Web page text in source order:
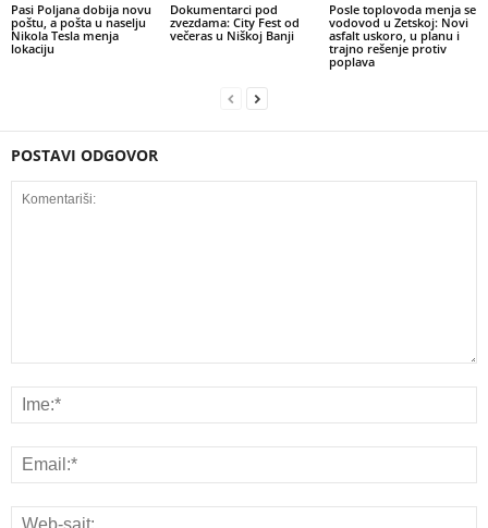
Pasi Poljana dobija novu
poštu, a pošta u naselju
Nikola Tesla menja
lokaciju
Dokumentarci pod
zvezdama: City Fest od
večeras u Niškoj Banji
Posle toplovoda menja se
vodovod u Zetskoj: Novi
asfalt uskoro, u planu i
trajno rešenje protiv
poplava
POSTAVI ODGOVOR